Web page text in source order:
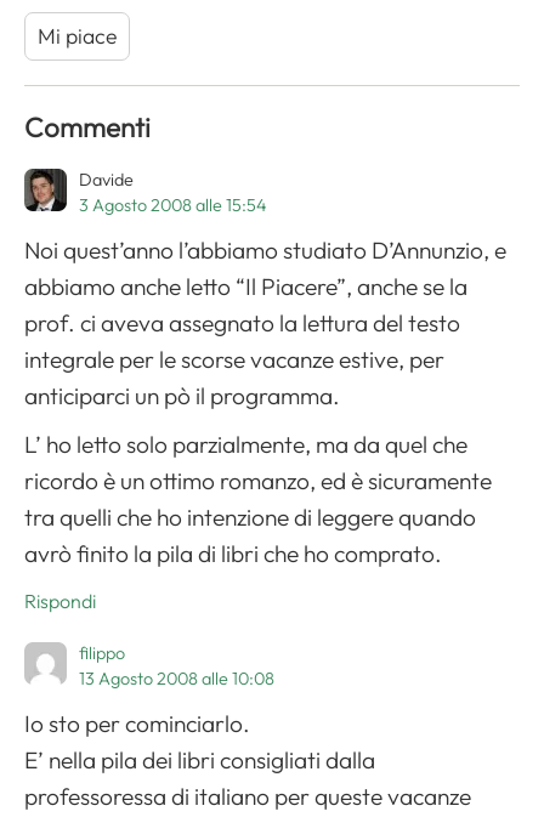
Mi piace
Commenti
Davide
3 Agosto 2008 alle 15:54
Noi quest’anno l’abbiamo studiato D’Annunzio, e
abbiamo anche letto “Il Piacere”, anche se la
prof. ci aveva assegnato la lettura del testo
integrale per le scorse vacanze estive, per
anticiparci un pò il programma.
L’ ho letto solo parzialmente, ma da quel che
ricordo è un ottimo romanzo, ed è sicuramente
tra quelli che ho intenzione di leggere quando
avrò finito la pila di libri che ho comprato.
Rispondi
filippo
13 Agosto 2008 alle 10:08
Io sto per cominciarlo.
E’ nella pila dei libri consigliati dalla
professoressa di italiano per queste vacanze